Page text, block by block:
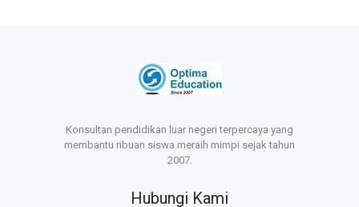
Konsultan pendidikan luar negeri terpercaya yang
membantu ribuan siswa meraih mimpi sejak tahun
2007.
Hubungi Kami